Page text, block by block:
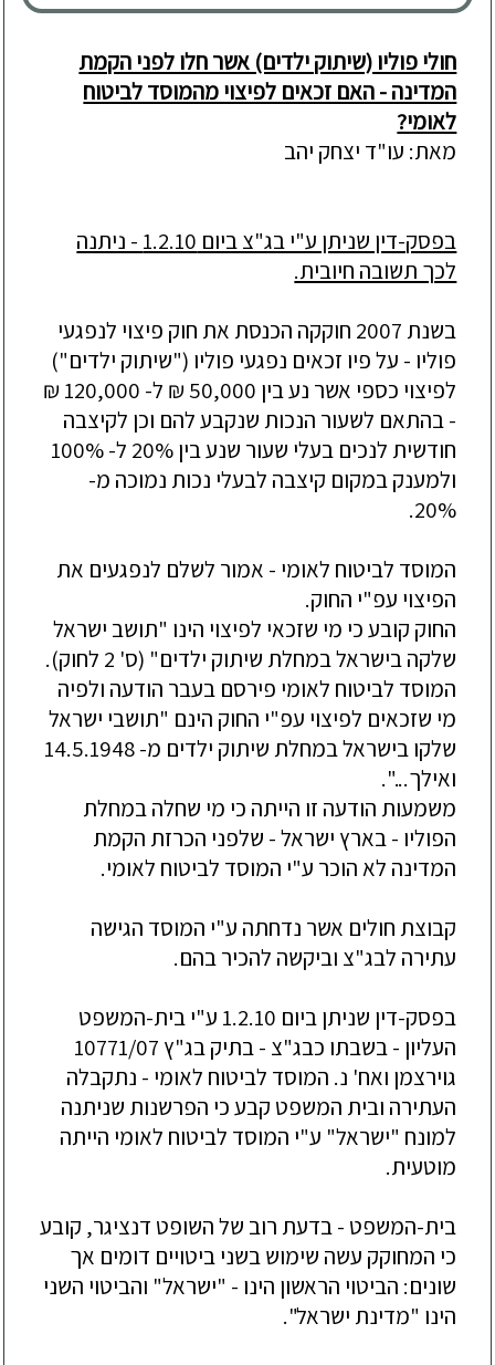
חולי פוליו (שיתוק ילדים) אשר חלו לפני הקמת
המדינה - האם זכאים לפיצוי מהמוסד לביטוח
לאומי?
מאת: עו"ד יצחק יהב
בפסק-דין שניתן ע"י בג"צ ביום 1.2.10 - ניתנה
לכך תשובה חיובית.
בשנת 2007 חוקקה הכנסת את חוק פיצוי לנפגעי
פוליו - על פיו זכאים נפגעי פוליו ("שיתוק ילדים")
לפיצוי כספי אשר נע בין 50,000 ₪ ל- 120,000 ₪
- בהתאם לשעור הנכות שנקבע להם וכן לקיצבה
חודשית לנכים בעלי שעור שנע בין 20% ל- 100%
ולמענק במקום קיצבה לבעלי נכות נמוכה מ-
20%.
המוסד לביטוח לאומי - אמור לשלם לנפגעים את
הפיצוי עפ"י החוק.
החוק קובע כי מי שזכאי לפיצוי הינו "תושב ישראל
שלקה בישראל במחלת שיתוק ילדים" (ס' 2 לחוק).
המוסד לביטוח לאומי פירסם בעבר הודעה ולפיה
מי שזכאים לפיצוי עפ"י החוק הינם "תושבי ישראל
שלקו בישראל במחלת שיתוק ילדים מ- 14.5.1948
ואילך...".
משמעות הודעה זו הייתה כי מי שחלה במחלת
הפוליו - בארץ ישראל - שלפני הכרזת הקמת
המדינה לא הוכר ע"י המוסד לביטוח לאומי.
קבוצת חולים אשר נדחתה ע"י המוסד הגישה
עתירה לבג"צ וביקשה להכיר בהם.
בפסק-דין שניתן ביום 1.2.10 ע"י בית-המשפט
העליון - בשבתו כבג"צ - בתיק בג"ץ 10771/07
גוירצמן ואח' נ. המוסד לביטוח לאומי - נתקבלה
העתירה ובית המשפט קבע כי הפרשנות שניתנה
למונח "ישראל" ע"י המוסד לביטוח לאומי הייתה
מוטעית.
בית-המשפט - בדעת רוב של השופט דנציגר, קובע
כי המחוקק עשה שימוש בשני ביטויים דומים אך
שונים: הביטוי הראשון הינו - "ישראל" והביטוי השני
הינו "מדינת ישראל".